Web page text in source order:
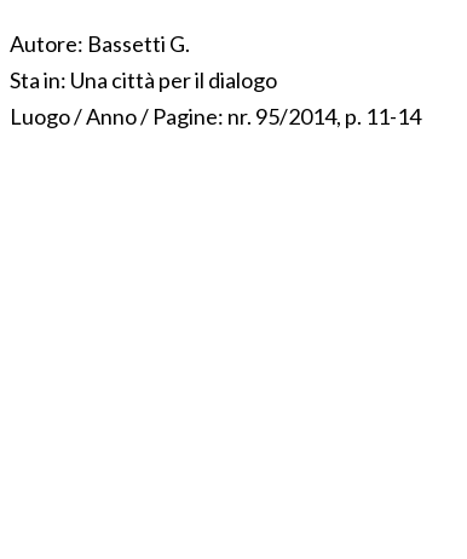
Autore: Bassetti G.
Sta in: Una città per il dialogo
Luogo / Anno / Pagine: nr. 95/2014, p. 11-14